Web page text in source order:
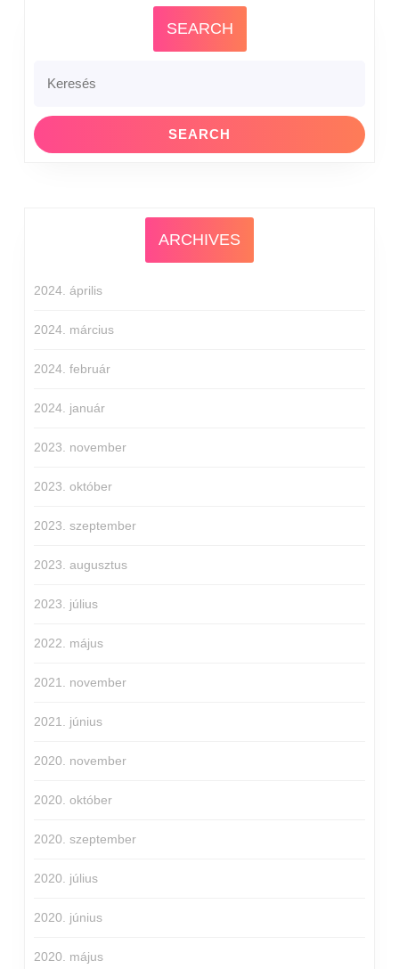
SEARCH
ARCHIVES
2024. április
2024. március
2024. február
2024. január
2023. november
2023. október
2023. szeptember
2023. augusztus
2023. július
2022. május
2021. november
2021. június
2020. november
2020. október
2020. szeptember
2020. július
2020. június
2020. május